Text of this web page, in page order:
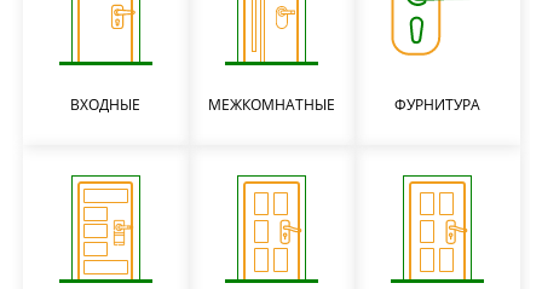
ВХОДНЫЕ МЕЖКОМНАТНЫЕ ФУРНИТУРА